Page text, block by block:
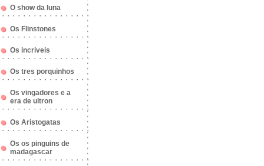
O show da luna
Os Flinstones
Os incriveis
Os tres porquinhos
Os vingadores e a
era de ultron
Os Aristogatas
Os os pinguins de
madagascar